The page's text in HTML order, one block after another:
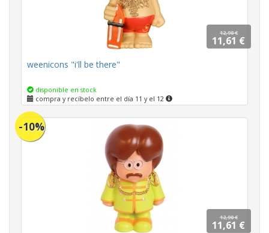
12,90 €
11,61 €
weenicons "i'll be there"
disponible en stock
compra y recíbelo entre el día 11 y el 12
-10%
12,90 €
11,61 €